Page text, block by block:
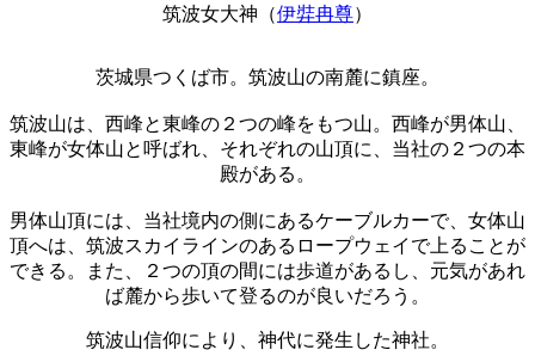
筑波女大神（伊弉冉尊）
茨城県つくば市。筑波山の南麓に鎮座。
筑波山は、西峰と東峰の２つの峰をもつ山。西峰が男体山、
東峰が女体山と呼ばれ、それぞれの山頂に、当社の２つの本
殿がある。
男体山頂には、当社境内の側にあるケーブルカーで、女体山
頂へは、筑波スカイラインのあるロープウェイで上ることが
できる。また、２つの頂の間には歩道があるし、元気があれ
ば麓から歩いて登るのが良いだろう。
筑波山信仰により、神代に発生した神社。